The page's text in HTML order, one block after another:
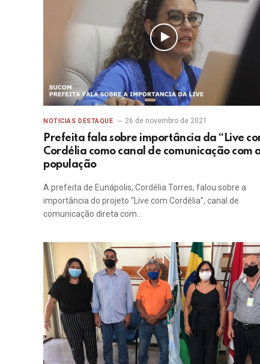
NOTICIAS DESTAQUE 26 de novembro de 2021
Prefeita fala sobre importância da “Live
Cordélia como canal de comunicação com
população
A prefeita de Eunápolis, Cordélia Torres, falou sobre a
importância do projeto “Live com Cordélia”, canal de
comunicação direta com…